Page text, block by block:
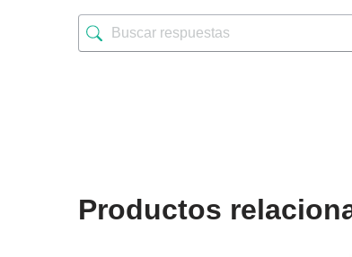
Productos